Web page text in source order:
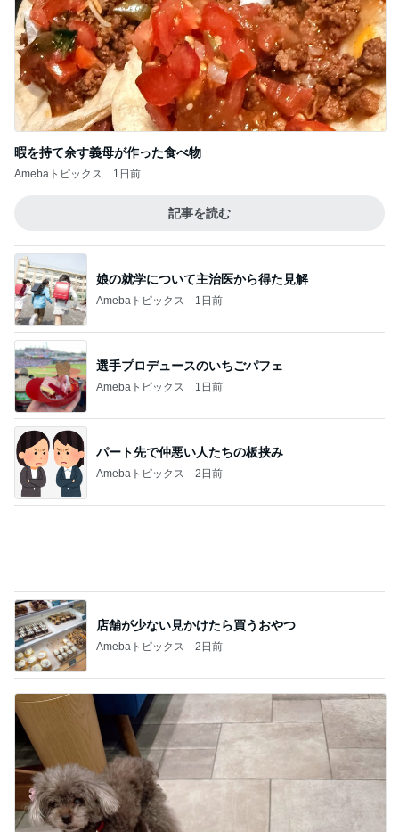
暇を持て余す義母が作った食べ物
Amebaトピックス 1日前
記事を読む
Amebaトピックス 1日前
選手プロデュースのいちごパフェ
Amebaトピックス 1日前
パート先で仲悪い人たちの板挟み
Amebaトピックス 2日前
堀ちえみ 夜だけど夕飯にアサイー